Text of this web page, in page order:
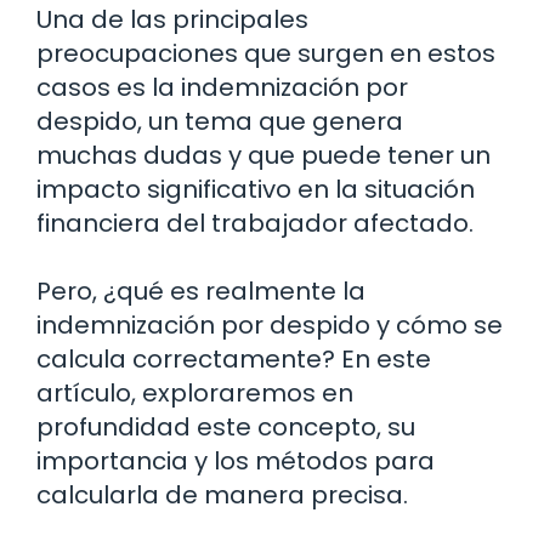
Una de las principales
preocupaciones que surgen en estos
casos es la indemnización por
despido, un tema que genera
muchas dudas y que puede tener un
impacto significativo en la situación
financiera del trabajador afectado.
Pero, ¿qué es realmente la
indemnización por despido y cómo se
calcula correctamente? En este
artículo, exploraremos en
profundidad este concepto, su
importancia y los métodos para
calcularla de manera precisa.